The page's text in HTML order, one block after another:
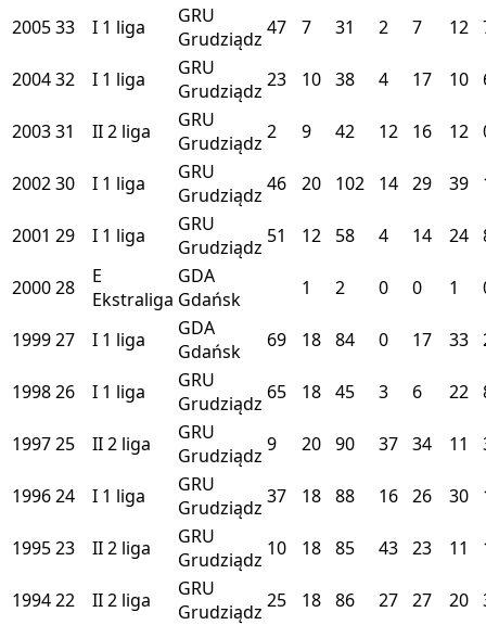
200533 I 1 liga
GRU
Grudziądz 47 7 31 2 7 12
200432 I 1 liga
GRU
Grudziądz 23 10 38 4 17 10
200331 II2 liga
GRU
Grudziądz 2 9 42 12 16 12
200230 I 1 liga
GRU
Grudziądz 46 20 102 14 29 39
2001 29 I 1 liga
GRU
Grudziądz 51 12 58 4 14 24
200028
E
Ekstraliga
GDA
Gdańsk
1 2 0 0 1
199927 I 1 liga
GDA
Gdańsk
69 18 84 0 17 33
199826 I 1 liga
GRU
Grudziądz 65 18 45 3 6 22
199725 II2 liga
GRU
Grudziądz 9 20 90 37 34 11
199624 I 1 liga
GRU
Grudziądz 37 18 88 16 26 30
199523 II2 liga
GRU
Grudziądz 10 18 85 43 23 11
199422 II2 liga
GRU
Grudziądz 25 18 86 27 27 20